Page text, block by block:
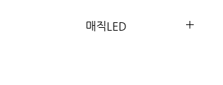
매직LED